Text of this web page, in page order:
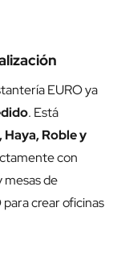
EURO ya
. Está
Haya, Roble y
con
mesas de
crear oficinas